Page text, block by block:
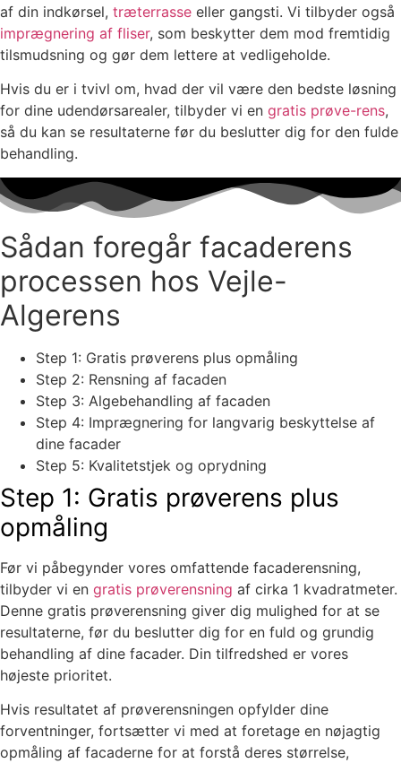
af din indkørsel, træterrasse eller gangsti. Vi tilbyder også
imprægnering af fliser, som beskytter dem mod fremtidig
tilsmudsning og gør dem lettere at vedligeholde.
Hvis du er i tvivl om, hvad der vil være den bedste løsning
for dine udendørsarealer, tilbyder vi en gratis prøve-rens,
så du kan se resultaterne før du beslutter dig for den fulde
behandling.
Sådan foregår facaderens
processen hos Vejle-
Algerens
Step 1: Gratis prøverens plus opmåling
Step 2: Rensning af facaden
Step 3: Algebehandling af facaden
Step 4: Imprægnering for langvarig beskyttelse af
dine facader
Step 5: Kvalitetstjek og oprydning
Step 1: Gratis prøverens plus
opmåling
Før vi påbegynder vores omfattende facaderensning,
tilbyder vi en gratis prøverensning af cirka 1 kvadratmeter.
Denne gratis prøverensning giver dig mulighed for at se
resultaterne, før du beslutter dig for en fuld og grundig
behandling af dine facader. Din tilfredshed er vores
højeste prioritet.
Hvis resultatet af prøverensningen opfylder dine
forventninger, fortsætter vi med at foretage en nøjagtig
opmåling af facaderne for at forstå deres størrelse,